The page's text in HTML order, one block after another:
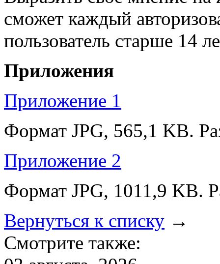
сможет каждый
пользователь старше 14
Приложения
Приложение 1
Формат JPG, 565,1 KB.
Приложение 2
Формат JPG, 1011,9 KB.
Вернуться к списку →
Смотрите также: